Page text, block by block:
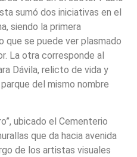
sumó dos iniciativas en el
siendo la primera
que se puede ver plasmado
La otra corresponde al
Dávila, relicto de vida y
del mismo nombre
ubicado el Cementerio
que da hacia avenida
de los artistas visuales